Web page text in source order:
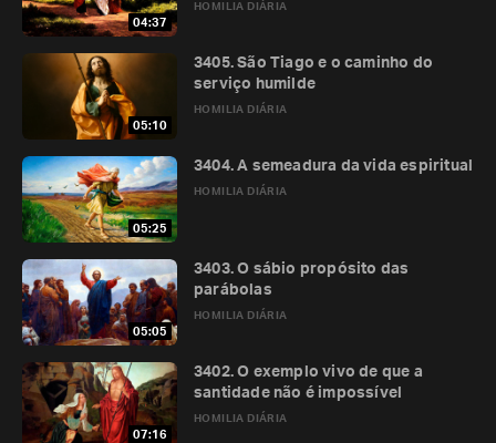
04:37
HOMILIA DIÁRIA
05:10
HOMILIA DIÁRIA
3405. São Tiago e o caminho do
serviço humilde
05:25
HOMILIA DIÁRIA
3404. A semeadura da vida espiritual
05:05
HOMILIA DIÁRIA
3403. O sábio propósito das
parábolas
07:16
HOMILIA DIÁRIA
3402. O exemplo vivo de que a
santidade não é impossível